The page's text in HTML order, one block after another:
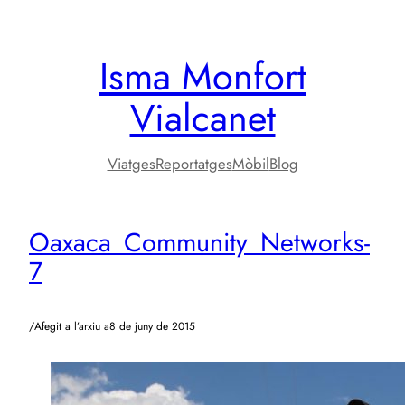
Isma Monfort
Vialcanet
ViatgesReportatgesMòbilBlog
Oaxaca_Community_Networks-
7
/Afegit a l’arxiu a8 de juny de 2015